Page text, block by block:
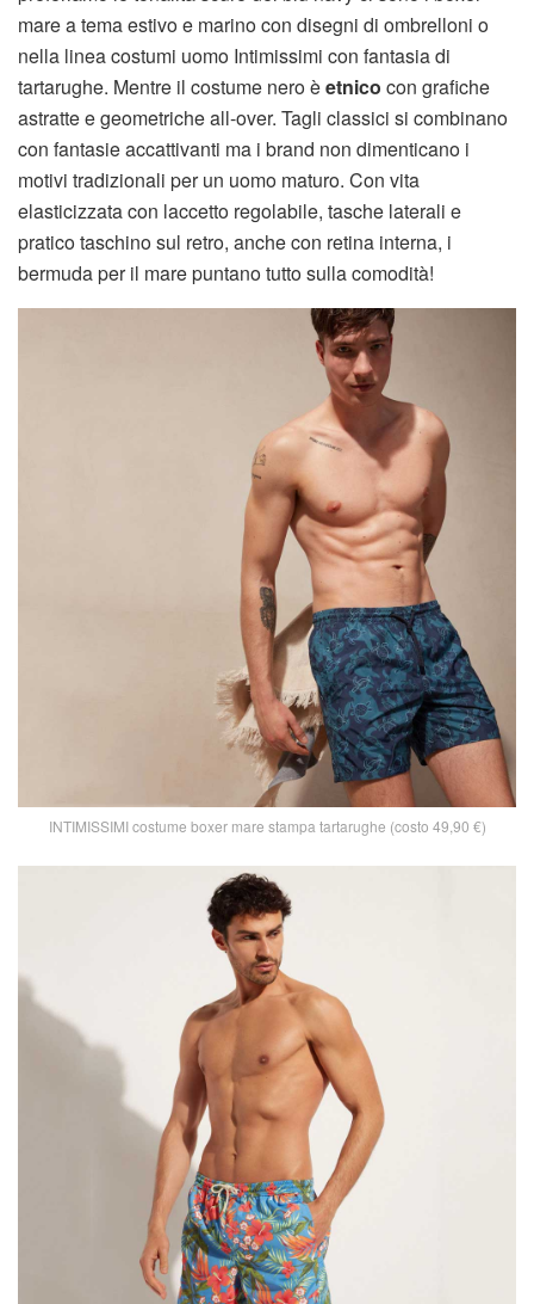
mare a tema estivo e marino con disegni di ombrelloni o
nella linea costumi uomo Intimissimi con fantasia di
tartarughe. Mentre il costume nero èetnico con grafiche
astratte e geometriche all-over. Tagli classici si combinano
con fantasie accattivanti ma i brand non dimenticano i
motivi tradizionali per un uomo maturo. Con vita
elasticizzata con laccetto regolabile, tasche laterali e
pratico taschino sul retro, anche con retina interna, i
bermuda per il mare puntano tutto sulla comodità!
INTIMISSIMI costume boxer mare stampa tartarughe (costo 49,90 €)